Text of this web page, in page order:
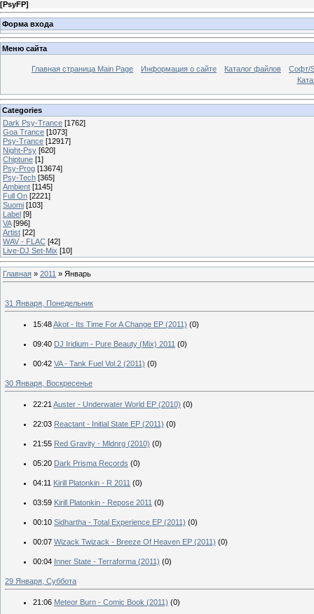
[PsyFP]
Форма входа
Меню сайта
Главная страница Main Page Информация о сайте Каталог файлов
Софт/
Categories
Dark Psy-Trance [1762]
Goa Trance [1073]
Psy-Trance [12917]
Night-Psy [620]
Chiptune [1]
Psy-Prog [13674]
Psy-Tech [365]
Ambient [1145]
Full On [2221]
Suomi [103]
Label [9]
VA [996]
Artist [22]
WAV - FLAC [42]
Live-DJ Set-Mix [10]
Главная » 2011 » Январь
31 Января, Понедельник
15:48Akot - Its Time For A Change EP (2011) (0)
09:40 DJ Iridium - Pure Beauty (Mix) 2011 (0)
00:42 VA - Tank Fuel Vol.2 (2011) (0)
30 Января, Воскресенье
22:21 Auster - Underwater World EP (2010) (0)
22:03 Reactant - Initial State EP (2011) (0)
21:55 Red Gravity - Mldnrg (2010) (0)
05:20 Dark Prisma Records (0)
04:11 Kirill Platonkin - R 2011 (0)
03:59 Kirill Platonkin - Repose 2011 (0)
00:10 Sidhartha - Total Experience EP (2011) (0)
00:07 Wizack Twizack - Breeze Of Heaven EP (2011) (0)
00:04 Inner State - Terraforma (2011) (0)
29 Января, Суббота
21:06 Meteor Burn - Comic Book (2011) (0)